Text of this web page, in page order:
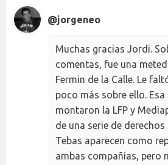
@jorgeneo
Muchas gracias Jordi.
comentas, fue una
Fermin de la Calle. Le
poco más sobre ello.
montaron la LFP y
de una serie de derechos
Tebas aparecen como
ambas compañías, pero